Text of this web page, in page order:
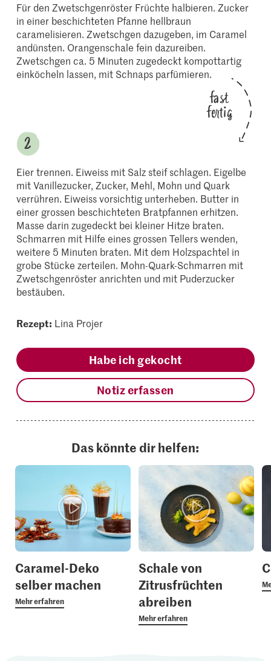
Für den Zwetschgenröster Früchte halbieren. Zucker
in einer beschichteten Pfanne hellbraun
caramelisieren. Zwetschgen dazugeben, im Caramel
andünsten. Orangenschale fein dazureiben.
Zwetschgen ca. 5 Minuten zugedeckt kompottartig
einköcheln lassen, mit Schnaps parfümieren.
fast
fertig
Eier trennen. Eiweiss mit Salz steif schlagen. Eigelbe
mit Vanillezucker, Zucker, Mehl, Mohn und Quark
verrühren. Eiweiss vorsichtig unterheben. Butter in
einer grossen beschichteten Bratpfannen erhitzen.
Masse darin zugedeckt bei kleiner Hitze braten.
Schmarren mit Hilfe eines grossen Tellers wenden,
weitere 5 Minuten braten. Mit dem Holzspachtel in
grobe Stücke zerteilen. Mohn-Quark-Schmarren mit
Zwetschgenröster anrichten und mit Puderzucker
bestäuben.
Rezept: Lina Projer
Habe ich gekocht
Notiz erfassen
Das könnte dir helfen:
Caramel-Deko
selber machen
Mehr erfahren
Schale von
Zitrusfrüchten
abreiben
Mehr erfahren